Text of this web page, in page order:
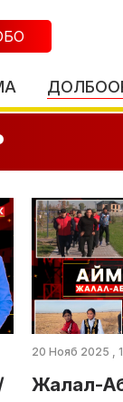
20 Нояб 2025 ,
Жалал-